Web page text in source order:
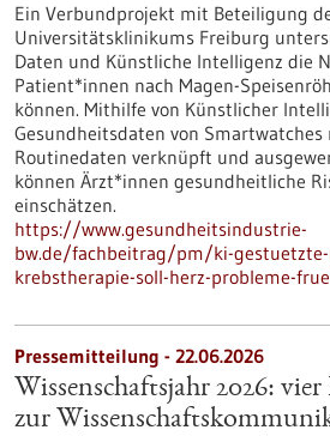
Ein Verbundprojekt mit Beteiligung
Universitätsklinikums Freiburg
Daten und Künstliche Intelligenz die
Patient*innen nach Magen-
können. Mithilfe von Künstlicher
Gesundheitsdaten von
Routinedaten verknüpft und
können Ärzt*innen gesundheitliche
einschätzen.
https://www.gesundheitsindustrie-
bw.de/fachbeitrag/pm/ki-gestuetzte-
krebstherapie-soll-herz-probleme-
Pressemitteilung - 22.06.2026
Wissenschaftsjahr 2026:
zur